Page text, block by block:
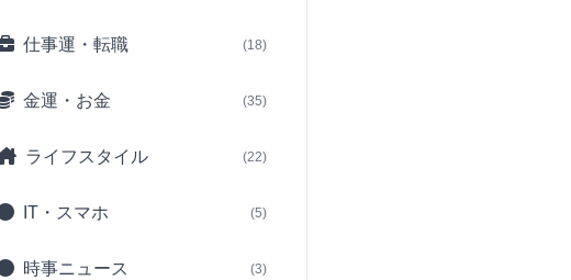
仕事運・転職 (18)
金運・お金 (35)
ライフスタイル (22)
IT・スマホ (5)
時事ニュース (3)